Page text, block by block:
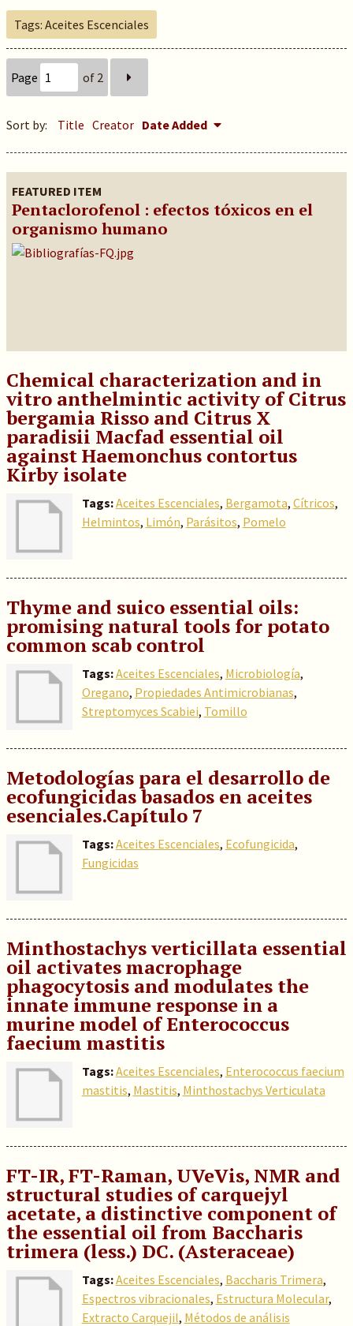
Tags: Aceites Escenciales
Page of 2
Sort by: Title Creator Date Added
FEATURED ITEM
Pentaclorofenol : efectos tóxicos en el
organismo humano
Chemical characterization and in
vitro anthelmintic activity of Citrus
bergamia Risso and Citrus X
paradisii Macfad essential oil
against Haemonchus contortus
Kirby isolate
Tags:Aceites Escenciales, Bergamota, Cítricos,
Helmintos, Limón, Parásitos, Pomelo
Thyme and suico essential oils:
promising natural tools for potato
common scab control
Tags:Aceites Escenciales, Microbiología,
Oregano, Propiedades Antimicrobianas,
Streptomyces Scabiei, Tomillo
Metodologías para el desarrollo de
ecofungicidas basados en aceites
esenciales.Capítulo 7
Tags:Aceites Escenciales, Ecofungicida,
Fungicidas
Minthostachys verticillata essential
oil activates macrophage
phagocytosis and modulates the
innate immune response in a
murine model of Enterococcus
faecium mastitis
Tags:Aceites Escenciales, Enterococcus faecium
mastitis, Mastitis, Minthostachys Verticulata
FT-IR, FT-Raman, UVeVis, NMR and
structural studies of carquejyl
acetate, a distinctive component of
the essential oil from Baccharis
trimera (less.) DC. (Asteraceae)
Tags:Aceites Escenciales, Baccharis Trimera,
Espectros vibracionales, Estructura Molecular,
Extracto Carquejil, Métodos de análisis